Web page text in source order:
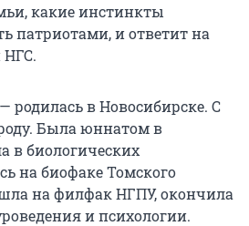
какие инстинкты
патриотами, и ответит на
НГС.
родилась в Новосибирске. С
Была юннатом в
в биологических
на биофаке Томского
на филфак НГПУ, окончила
и психологии.